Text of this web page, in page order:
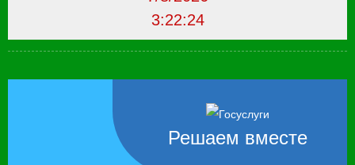
3:22:25
Решаем вместе